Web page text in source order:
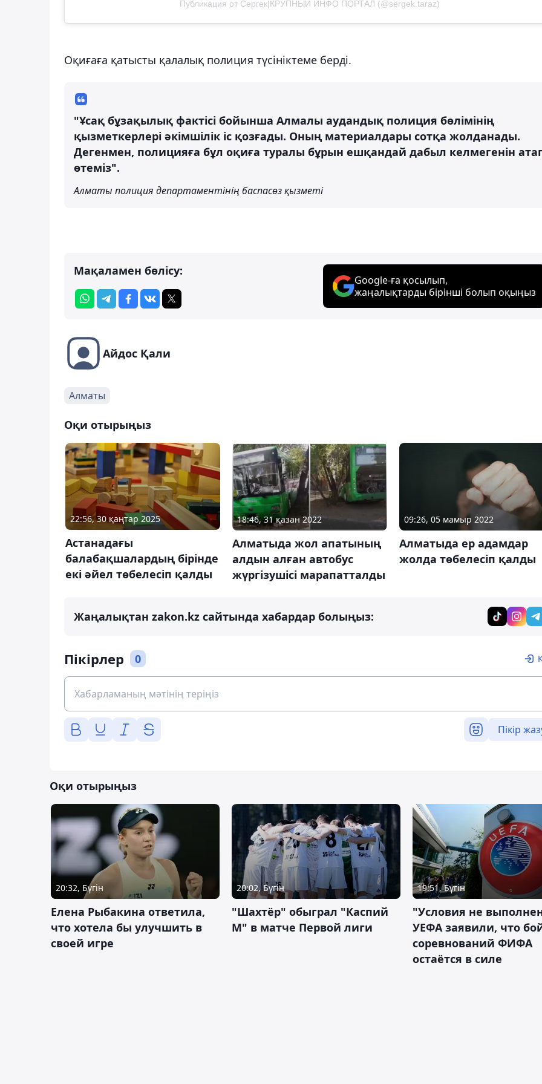
Публикация от Сергек|КРУПНЫЙ ИНФО ПОРТАЛ (@sergek.taraz)
Оқиғаға қатысты қалалық полиция түсініктеме берді.
"Ұсақ бұзақылық фактісі бойынша Алмалы аудандық полиция бөлімінің
қызметкерлері әкімшілік іс қозғады. Оның материалдары сотқа жолданады.
Дегенмен, полицияға бұл оқиға туралы бұрын ешқандай дабыл келмегенін
өтеміз".
Алматы полиция департаментінің баспасөз қызметі
Мақаламен бөлісу:
Google-ға қосылып,
жаңалықтарды бірінші болып оқыңыз
Айдос Қали
Алматы
Оқи отырыңыз
22:56, 30 қаңтар 2025
Астанадағы
балабақшалардың бірінде
екі әйел төбелесіп қалды
18:46, 31 қазан 2022
Алматыда жол апатының
алдын алған автобус
жүргізушісі марапатталды
09:26, 05 мамыр 2022
Алматыда ер адамдар
жолда төбелесіп қалды
Жаңалықтан zakon.kz сайтында хабардар болыңыз:
Пікірлер 0
Пікір
Оқи отырыңыз
20:32, Бүгін
Елена Рыбакина ответила,
что хотела бы улучшить в
своей игре
20:02, Бүгін
"Шахтёр" обыграл "Каспий
М" в матче Первой лиги
19:51, Бүгін
"Условия не
УЕФА заявили, что
соревнований ФИФА
остаётся в силе